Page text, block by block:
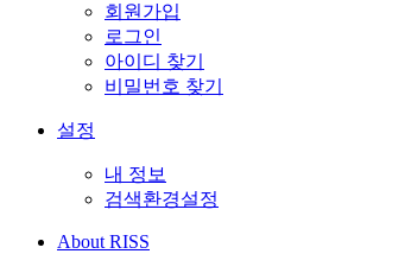
회원가입
로그인
아이디 찾기
비밀번호 찾기
설정
내 정보
검색환경설정
About RISS